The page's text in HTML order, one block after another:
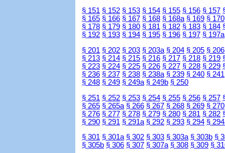
§ 151 § 152 § 153 § 154 § 155 § 156 § 157
§ 165 § 166 § 167 § 168 § 168a § 169 § 170
§ 178 § 179 § 180 § 181 § 182 § 183 § 184
§ 192 § 193 § 194 § 195 § 196 § 197 § 197a
§ 201 § 202 § 203 § 203a § 204 § 205 § 206
§ 213 § 214 § 215 § 216 § 217 § 218 § 219
§ 223 § 224 § 225 § 226 § 227 § 228 § 229
§ 236 § 237 § 238 § 238a § 239 § 240 § 241
§ 248 § 249 § 249a § 249b § 250
§ 251 § 252 § 253 § 254 § 255 § 256 § 257
§ 265 § 265a § 266 § 267 § 268 § 269 § 270
§ 276 § 277 § 278 § 279 § 280 § 281 § 282
§ 290 § 291 § 291a § 292 § 293 § 294 §
§ 301 § 301a § 302 § 303 § 303a § 303b §
§ 305b § 306 § 307 § 307a § 308 § 309 §